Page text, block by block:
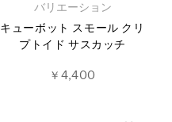
バリエーション
キューボット スモール クリ
プトイド サスカッチ
￥4,400